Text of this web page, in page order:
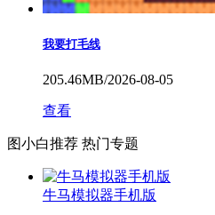
我要打毛线
205.46MB/2026-08-05
查看
图小白推荐 热门专题
牛马模拟器手机版